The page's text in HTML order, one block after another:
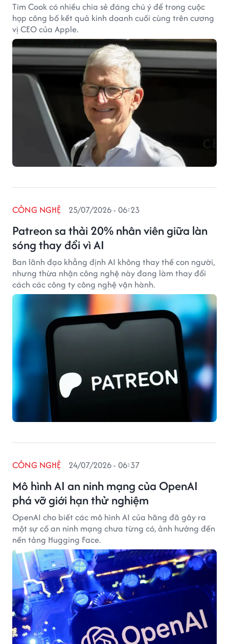
Tim Cook có nhiều chia sẻ đáng chú ý để trong cuộc
họp công bố kết quả kinh doanh cuối cùng trên cương
vị CEO của Apple.
Patreon sa thải 20% nhân viên giữa làn
sóng thay đổi vì AI
CÔNG NGHỆ 25/07/2026 - 06:23
Ban lãnh đạo khẳng định AI không thay thế con người,
nhưng thừa nhận công nghệ này đang làm thay đổi
cách các công ty công nghệ vận hành.
Mô hình AI an ninh mạng của OpenAI
phá vỡ giới hạn thử nghiệm
CÔNG NGHỆ 24/07/2026 - 06:37
OpenAI cho biết các mô hình AI của hãng đã gây ra
một sự cố an ninh mạng chưa từng có, ảnh hưởng đến
nền tảng Hugging Face.